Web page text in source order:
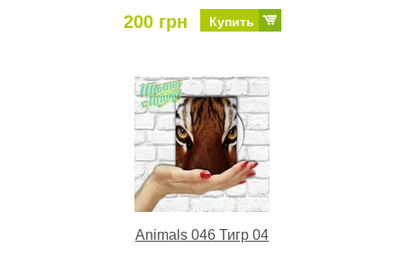
200 грн Купить
Animals 046 Тигр 04